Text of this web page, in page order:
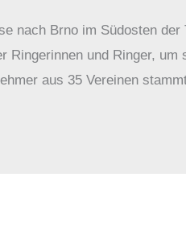
nach Brno im Südosten
Ringerinnen und Ringer,
aus 35 Vereinen